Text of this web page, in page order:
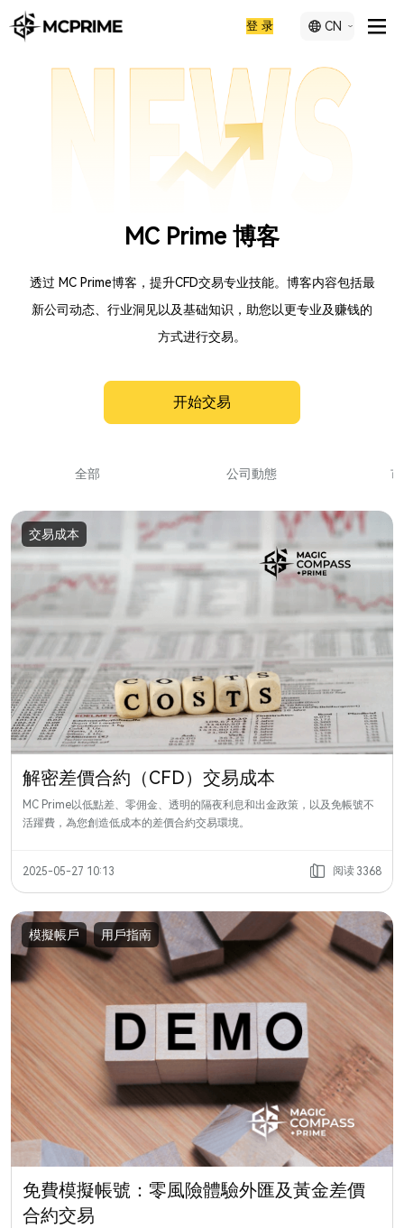
登 录 CN
MC Prime 博客
透过 MC Prime博客，提升CFD交易专业技能。博客内容包括最
新公司动态、行业洞见以及基础知识，助您以更专业及赚钱的
方式进行交易。
开始交易
全部 公司動態
交易成本
解密差價合約（CFD）交易成本
MC Prime以低點差、零佣金、透明的隔夜利息和出金政策，以及免帳號不
活躍費，為您創造低成本的差價合約交易環境。
2025-05-27 10:13 阅读 3368
模擬帳戶 用戶指南
免費模擬帳號：零風險體驗外匯及黃金差價
合約交易